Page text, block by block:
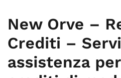
New Orve –
Crediti –
assistenza